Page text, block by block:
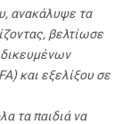
ανακάλυψε τα
βελτίωσε
και εξελίξου σε
τα παιδιά να